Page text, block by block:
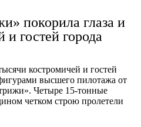
покорила глаза и
и гостей города
костромичей и гостей
высшего пилотажа от
Четыре 15-тонные
четком строю пролетели